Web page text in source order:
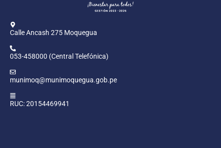
Calle Ancash 275 Moquegua
053-458000 (Central Telefónica)
munimoq@munimoquegua.gob.pe
RUC: 20154469941